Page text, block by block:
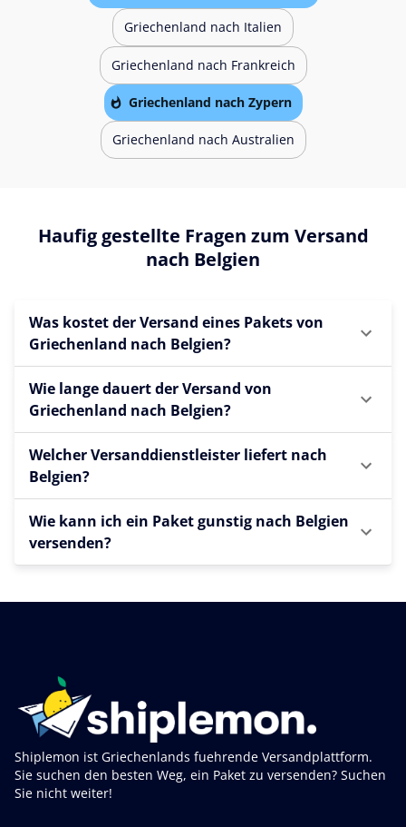
Griechenland nach Italien
Griechenland nach Frankreich
Griechenland nach Zypern
Griechenland nach Australien
Haufig gestellte Fragen zum Versand
nach Belgien
Was kostet der Versand eines Pakets von
Griechenland nach Belgien?
Wie lange dauert der Versand von
Griechenland nach Belgien?
Welcher Versanddienstleister liefert nach
Belgien?
Wie kann ich ein Paket gunstig nach Belgien
versenden?
Shiplemon ist Griechenlands fuehrende Versandplattform.
Sie suchen den besten Weg, ein Paket zu versenden? Suchen
Sie nicht weiter!